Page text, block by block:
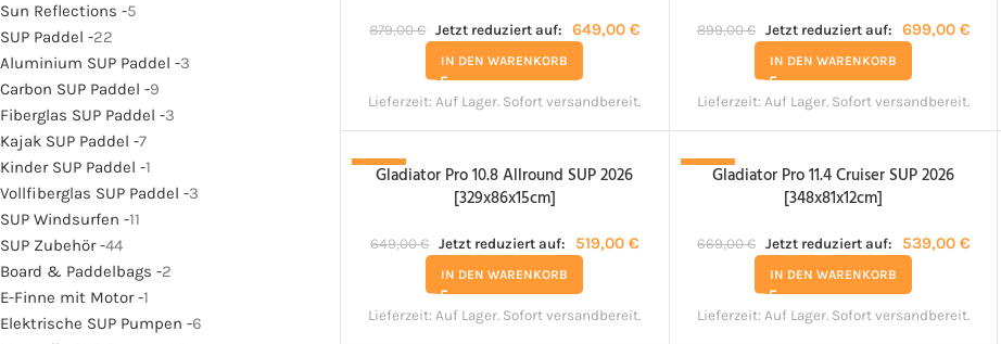
Sun Reflections -5
SUP Paddel -22
Aluminium SUP Paddel -3
Carbon SUP Paddel -9
Fiberglas SUP Paddel -3
Kajak SUP Paddel -7
Kinder SUP Paddel -1
Vollfiberglas SUP Paddel -3
SUP Windsurfen -11
SUP Zubehör -44
Board & Paddelbags -2
E-Finne mit Motor -1
Elektrische SUP Pumpen -6
879,00€ Jetzt reduziert auf: 649,00€
IN DEN WARENKORB
Lieferzeit: Auf Lager. Sofort versandbereit.
899,00€ Jetzt reduziert auf: 699,00 €
IN DEN WARENKORB
Lieferzeit: Auf Lager. Sofort versandbereit.
-20%
Gladiator Pro 10.8 Allround SUP 2026
[329x86x15cm]
649,00€ Jetzt reduziert auf: 519,00€
IN DEN WARENKORB
Lieferzeit: Auf Lager. Sofort versandbereit.
-19%Gladiator Pro 11.4 Cruiser SUP 2026
[348x81x12cm]
669,00€ Jetzt reduziert auf: 539,00 €
IN DEN WARENKORB
Lieferzeit: Auf Lager. Sofort versandbereit.